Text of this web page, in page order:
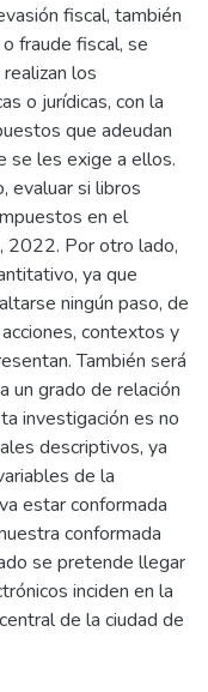
fiscal, también
fraude fiscal, se
los
o jurídicas, con la
que adeudan
se les exige a ellos.
evaluar si libros
en el
2022. Por otro lado,
ya que
ningún paso, de
contextos y
También será
un grado de relación
investigación es no
descriptivos, ya
de la
estar conformada
conformada
se pretende llegar
inciden en la
de la ciudad de